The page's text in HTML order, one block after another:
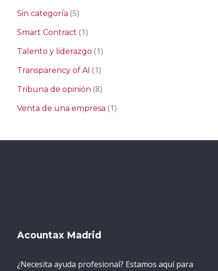
Sin categoría (5)
Smart Contract (1)
Talento y liderazgo (1)
Transparency of AI (1)
Tribuna de opinión (8)
Venta de una empresa (1)
Acountax Madrid
¿Necesita ayuda profesional? Estamos aquí para